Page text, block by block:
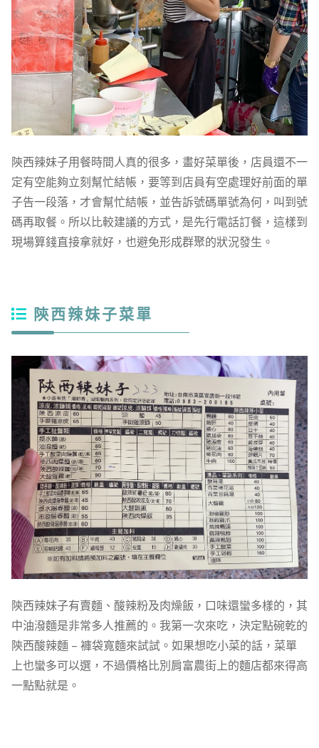
陝西辣妹子用餐時間人真的很多，畫好菜單後，店員還不一
定有空能夠立刻幫忙結帳，要等到店員有空處理好前面的單
子告一段落，才會幫忙結帳，並告訴號碼單號為何，叫到號
碼再取餐。所以比較建議的方式，是先行電話訂餐，這樣到
現場算錢直接拿就好，也避免形成群聚的狀況發生。
陝西辣妹子菜單
陝西辣妹子有賣麵、酸辣粉及肉燥飯，口味還蠻多樣的，其
中油潑麵是非常多人推薦的。我第一次來吃，決定點碗乾的
陝西酸辣麵 – 褲袋寬麵來試試。如果想吃小菜的話，菜單
上也蠻多可以選，不過價格比別肩富農街上的麵店都來得高
一點點就是。